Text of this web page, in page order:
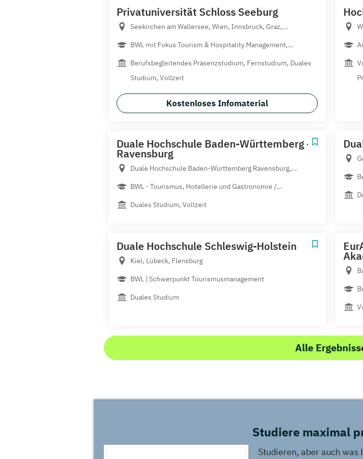
Privatuniversität Schloss Seeburg
Seekirchen am Wallersee, Wien, Innsbruck, Graz,...
BWL mit Fokus Tourism & Hospitality Management,...
Berufsbegleitendes Präsenzstudium, Fernstudium, Duales
Studium, Vollzeit
Kostenloses Infomaterial
Duale Hochschule Baden-Württemberg -
Ravensburg
Duale Hochschule Baden-Württemberg Ravensburg,...
BWL - Tourismus, Hotellerie und Gastronomie /...
Duales Studium, Vollzeit
Duale Hochschule Schleswig-Holstein
Kiel, Lübeck, Flensburg
BWL | Schwerpunkt Tourismusmanagement
Duales Studium
Alle
Studiere maximal
Studieren, aber auch was